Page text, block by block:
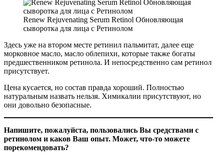
Renew Rejuvenating Serum Retinol Обновляющая
сыворотка для лица с Ретинолом
Здесь уже на втором месте ретинил пальмитат, далее еще
морковное масло, масло облепихи, которые также богаты
предшественником ретинола. И непосредственно сам ретинол
присутствует.
Цена кусается, но состав правда хороший. Полностью
натуральным назвать нельзя. Химикалии присутствуют, но
они довольно безопасные.
Напишите, пожалуйста, пользовались Вы средствами с
ретинолом и каков Ваш опыт. Может, что-то можете
порекомендовать?